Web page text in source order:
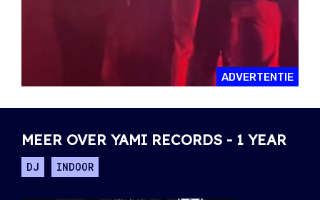
ADVERTENTIE
MEER OVER YAMI RECORDS - 1 YEAR
DJ INDOOR